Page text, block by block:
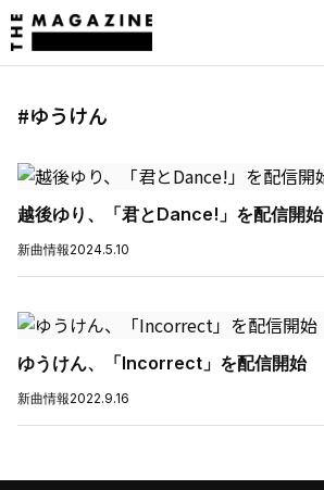
#ゆうけん
越後ゆり、「君とDance!」を配信開始
新曲情報2024.5.10
ゆうけん、「Incorrect」を配信開始
新曲情報2022.9.16